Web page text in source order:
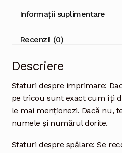
Informații suplimentare
Recenzii (0)
Descriere
Sfaturi despre imprimare:
pe tricou sunt exact cum îți
le mai menționezi. Dacă nu,
numele și numărul dorite.
Sfaturi despre spălare: Se